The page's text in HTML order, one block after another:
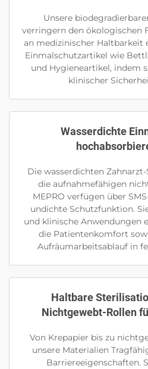
Unsere
verringern den ökologischen
an medizinischer Haltbarkeit
Einmalschutzartikel wie
und Hygieneartikel, indem
klinischer
Wasserdichte
Die wasserdichten
die aufnahmefähigen
MEPRO verfügen über
undichte Schutzfunktion.
und klinische Anwendungen
die Patientenkomfort
Aufräumarbeitsablauf in
Haltbare
Nichtgewebt-Rollen
Von Krepapier bis zu
unsere Materialien
Barriereeigenschaften.